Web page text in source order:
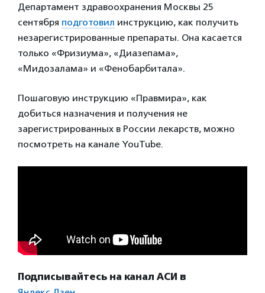
Департамент здравоохранения Москвы 25
сентября подготовил инструкцию, как получить
незарегистрированные препараты. Она касается
только «Фризиума», «Диазепама»,
«Мидозалама» и «Фенобарбитала».
Пошаговую инструкцию «Правмира», как
добиться назначения и получения не
зарегистрированных в России лекарств, можно
посмотреть на канале YouTube.
Подписывайтесь на канал АСИ в